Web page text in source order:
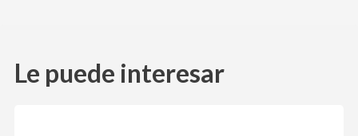
Le puede interesar